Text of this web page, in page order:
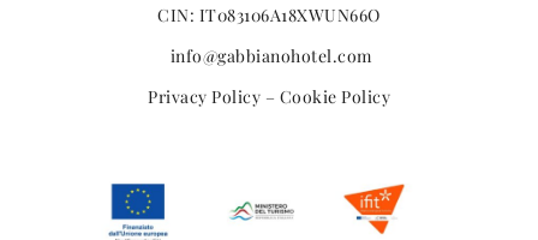
CIN: IT083106A18XWUN66O
info@gabbianohotel.com
Privacy Policy – Cookie Policy